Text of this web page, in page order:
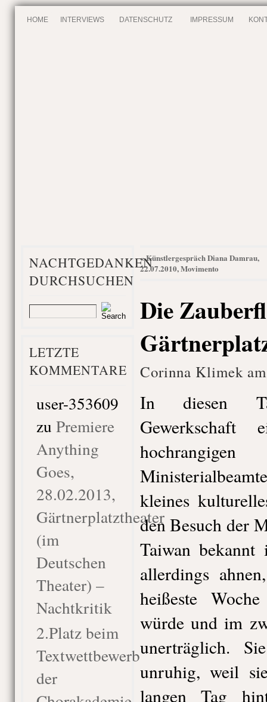
HOME INTERVIEWS DATENSCHUTZ IMPRESSUM
NACHTGEDANKEN
DURCHSUCHEN
LETZTE
KOMMENTARE
user-353609
zu Premiere
Anything
Goes,
28.02.2013,
Gärtnerplatztheater
(im
Deutschen
Theater) –
Nachtkritik
2.Platz beim
Textwettbewerb
der
«Künstlergespräch Diana Damrau,
22.07.2010, Movimento
Die
Corinna Klimek
In diesen
Gewerkschaft
kleines
den Besuch der
Taiwan
allerdings
heißeste
würde und im
unerträglich.
unruhig, weil
langen Tag